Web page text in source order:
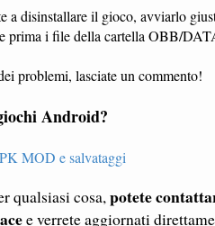
a disinstallare il gioco, avviarlo
prima i file della cartella OBB/
problemi, lasciate un commento!
Android?
MOD e salvataggi
qualsiasi cosa, potete
e verrete aggiornati